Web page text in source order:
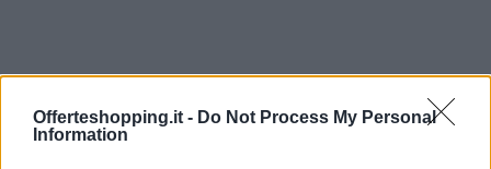
Offerteshopping.it - Do Not Process My Personal
Information